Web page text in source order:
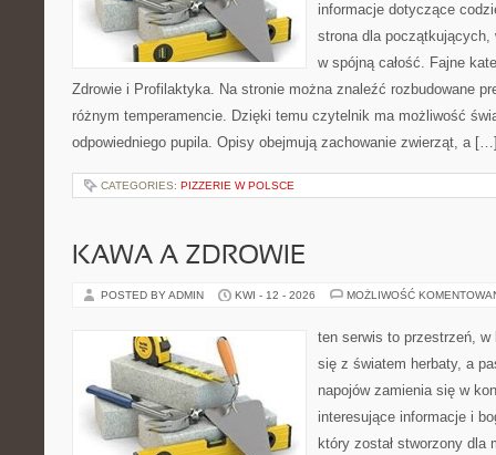
informacje dotyczące
strona dla początkujących,
w spójną całość. Fajne
Zdrowie i Profilaktyka. Na stronie można znaleźć rozbudowane
różnym temperamencie. Dzięki temu czytelnik ma możliwość
odpowiedniego pupila. Opisy obejmują zachowanie zwierząt, a
CATEGORIES: PIZZERIE W POLSCE
KAWA A ZDROWIE
POSTED BY ADMIN KWI - 12 - 2026 MOŻLIWOŚĆ
ten serwis to przestrzeń,
się z światem herbaty, a
napojów zamienia się w
interesujące informacje i
który został stworzony dla